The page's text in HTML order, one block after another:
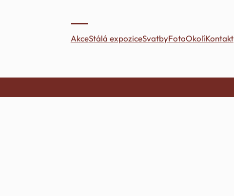
AkceStálá expoziceSvatbyFotoOkolíKontakt